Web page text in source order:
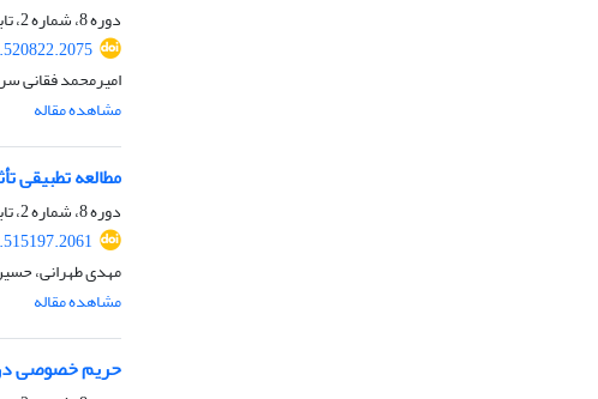
دوره 8، شماره 2، تابستان 1405، صفحه
امیرمحمد فقانی
مشاهده مقاله
مطالعه تطبیقی
دوره 8، شماره 2، تابستان 1405، صفحه
مهدی طهرانی،
مشاهده مقاله
حریم خصوصی در